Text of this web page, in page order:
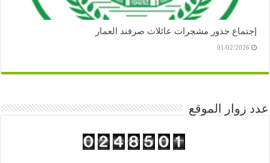
إجتماع جذور مشجرات عائلات صرفند العمار
01/02/2026
عدد زوار الموقع